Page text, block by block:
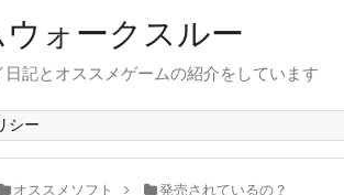
ォークスルー
日記とオススメゲームの紹介をしています
シー
オススメソフト 発売されているの？